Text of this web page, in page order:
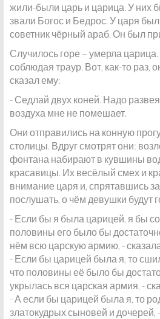
жили-были царь и царица. У них
звали Богос и Бедрос. У царя
советник чёрный араб. Он был
Случилось горе – умерла царица.
соблюдая траур. Вот, как-то раз,
сказал ему:
- Седлай двух коней. Надо
воздуха мне не помешает.
Они отправились на конную
столицы. Вдруг смотрят они:
фонтана набирают в кувшины
красавицы. Их весёлый смех и
внимание царя и, спрятавшись
послушать, о чём девушки будут
- Если бы я была царицей, я бы
половины его было бы
нём всю царскую армию, -
- Если бы царицей была я, то
что половины её было бы
укрылась вся царская армия, -
- А если бы царицей была я, то
златокудрых сыновей и